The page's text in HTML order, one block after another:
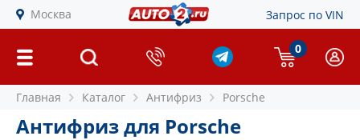
Москва Запрос по VIN
0
Главная Каталог Антифриз Porsche
Антифриз для Porsche